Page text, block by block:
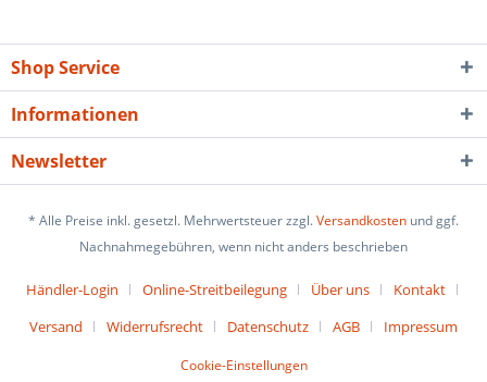
Shop Service
Informationen
Newsletter
* Alle Preise inkl. gesetzl. Mehrwertsteuer zzgl.Versandkosten und ggf.
Nachnahmegebühren, wenn nicht anders beschrieben
Händler-Login Online-Streitbeilegung Über uns
Kontakt
Versand
Widerrufsrecht Datenschutz AGB Impressum
Cookie-Einstellungen